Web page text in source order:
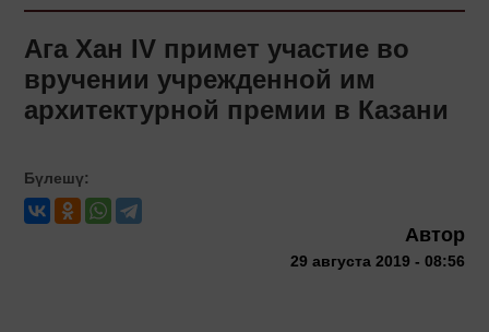
Ага Хан IV примет участие во
вручении учрежденной им
архитектурной премии в Казани
Бүлешү:
Автор
29 августа 2019 - 08:56